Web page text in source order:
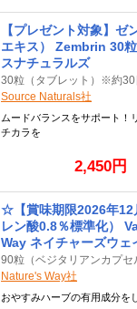
【プレゼント対象】ゼ
エキス） Zembrin 30
スナチュラルズ
30粒（タブレット）※約30
Source Naturals社
ムードバランスをサポート！
チカラを
2,450円
☆【賞味期限2026年12
レン酸0.8％標準化）
Way ネイチャーズウェ
90粒（ベジタリアンカプ
Nature's Way社
おやすみハーブの有用成分を